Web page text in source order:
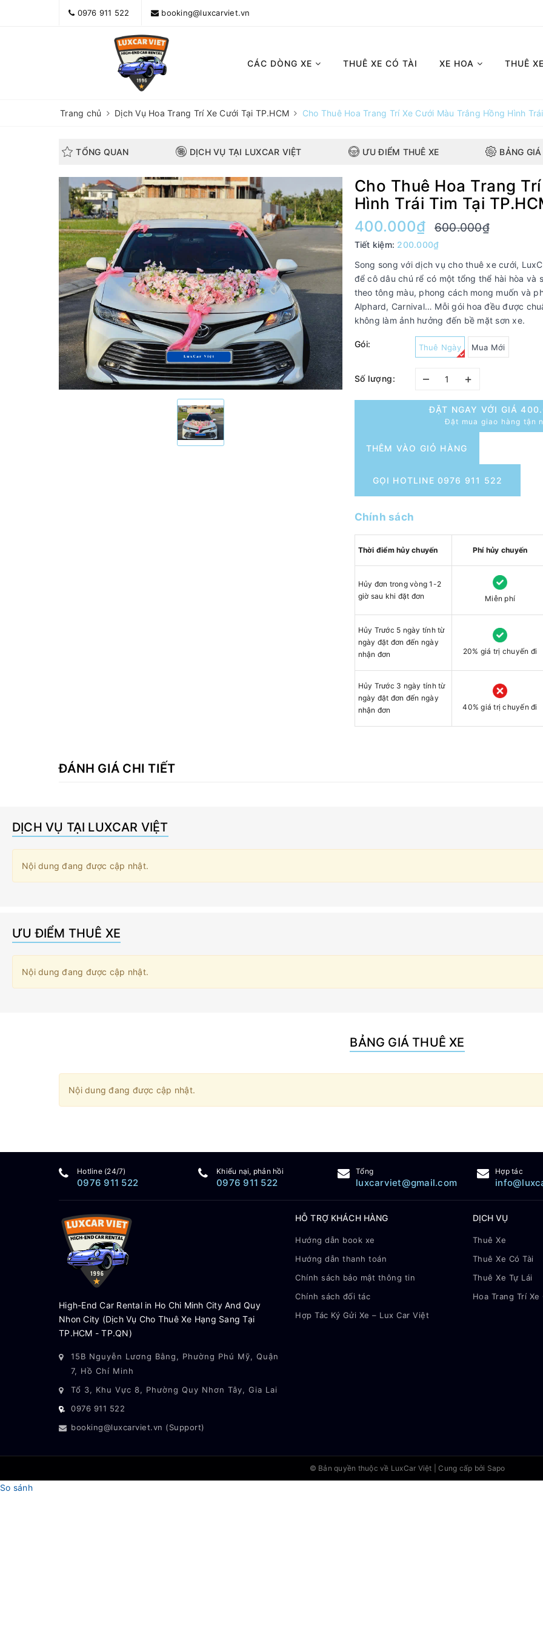
0976 911 522 booking@luxcarviet.vn
CÁC DÒNG XE THUÊ XE CÓ TÀI XE HOA THUÊ
Trang chủ Dịch Vụ Hoa Trang Trí Xe Cưới Tại TP.HCM Cho Thuê Hoa Trang Trí Xe Cưới Màu Trắng Hồng Hình
TỔNG QUAN DỊCH VỤ TẠI LUXCAR VIỆT ƯU ĐIỂM THUÊ XE BẢNG
Cho Thuê Hoa Trang
Hình Trái Tim Tại
400.000₫ 600.000₫
Tiết kiệm: 200.000₫
Song song với dịch vụ cho thuê xe cưới,
để cô dâu chú rể có một tổng thể hài hòa
theo tông màu, phong cách mong muốn và
Alphard, Carnival… Mỗi gói hoa đều được
không làm ảnh hưởng đến bề mặt sơn xe.
Gói: Thuê Ngày Mua Mới
Số lượng: – +
ĐẶT NGAY VỚI GIÁ
Đặt mua giao hàng tận
THÊM VÀO GIỎ HÀNG
GỌI HOTLINE 0976 911 522
Chính sách
Thời điểm hủy chuyến Phí hủy chuyến
Hủy đơn trong vòng 1-2
giờ sau khi đặt đơn
Miễn phí
Hủy Trước 5 ngày tính từ
ngày đặt đơn đến ngày
nhận đơn
20% giá trị chuyến đi
Hủy Trước 3 ngày tính từ
ngày đặt đơn đến ngày
nhận đơn
40% giá trị chuyến đi
ĐÁNH GIÁ CHI TIẾT
DỊCH VỤ TẠI LUXCAR VIỆT
Nội dung đang được cập nhật.
ƯU ĐIỂM THUÊ XE
Nội dung đang được cập nhật.
BẢNG GIÁ THUÊ XE
Nội dung đang được cập nhật.
Hotline (24/7)
0976 911 522
Khiếu nại, phản hồi
0976 911 522
Tổng
luxcarviet@gmail.com
Hợp tác
High-End Car Rental in Ho Chi Minh City And Quy
Nhon City (Dịch Vụ Cho Thuê Xe Hạng Sang Tại
TP.HCM - TP.QN)
15B Nguyễn Lương Bằng, Phường Phú Mỹ, Quận
7, Hồ Chí Minh
Tổ 3, Khu Vực 8, Phường Quy Nhơn Tây, Gia Lai
0976 911 522
booking@luxcarviet.vn (Support)
HỖ TRỢ KHÁCH HÀNG
Hướng dẫn book xe
Hướng dẫn thanh toán
Chính sách bảo mật thông tin
Chính sách đối tác
Hợp Tác Ký Gửi Xe – Lux Car Việt
DỊCH VỤ
Thuê Xe
Thuê Xe Có Tài
Thuê Xe Tự Lái
Hoa Trang Trí Xe
© Bản quyền thuộc về LuxCar Việt Cung cấp bởi Sapo
So sánh